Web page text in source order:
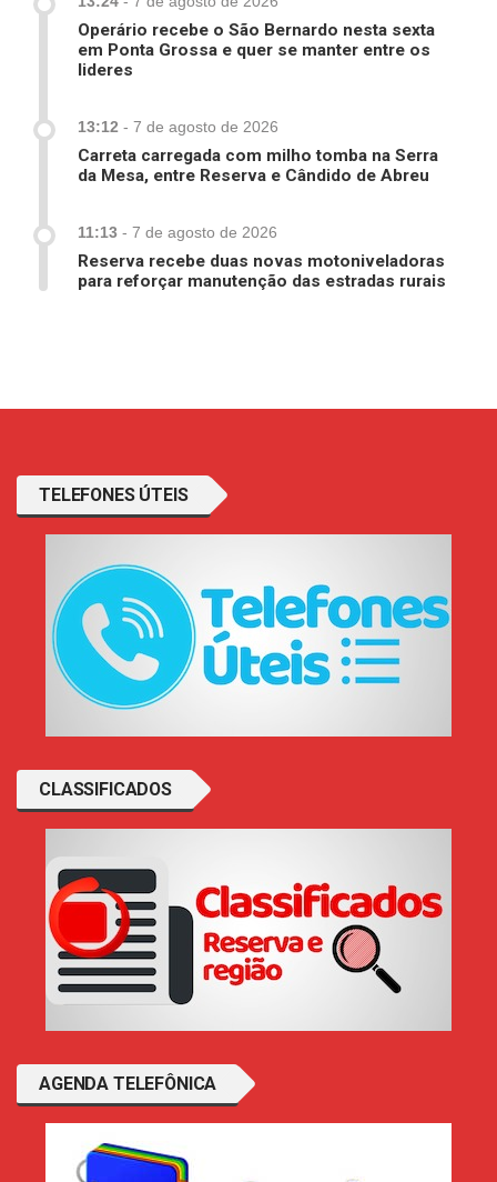
Operário recebe o São Bernardo nesta sexta
em Ponta Grossa e quer se manter entre os
lideres
13:12 - 7 de agosto de 2026
Carreta carregada com milho tomba na Serra
da Mesa, entre Reserva e Cândido de Abreu
11:13 - 7 de agosto de 2026
Reserva recebe duas novas motoniveladoras
para reforçar manutenção das estradas rurais
TELEFONES ÚTEIS
CLASSIFICADOS
AGENDA TELEFÔNICA